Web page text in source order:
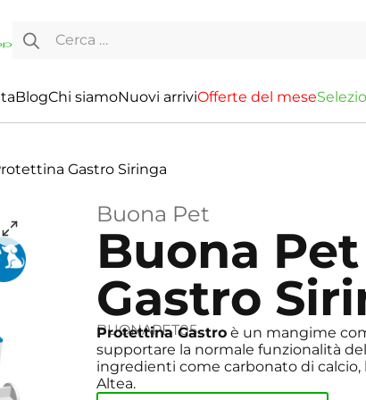
Ricerca per:
BlogChi siamoNuovi arriviOfferte del meseSelezio
Gastro Siringa
Buona Pet
Buona
Gastro
BUONAPET05
Protettina Gastro è un mangime
supportare la normale funzionalità
ingredienti come carbonato di
Altea.